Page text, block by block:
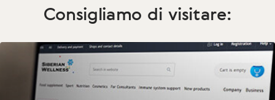
Consigliamo di visitare: